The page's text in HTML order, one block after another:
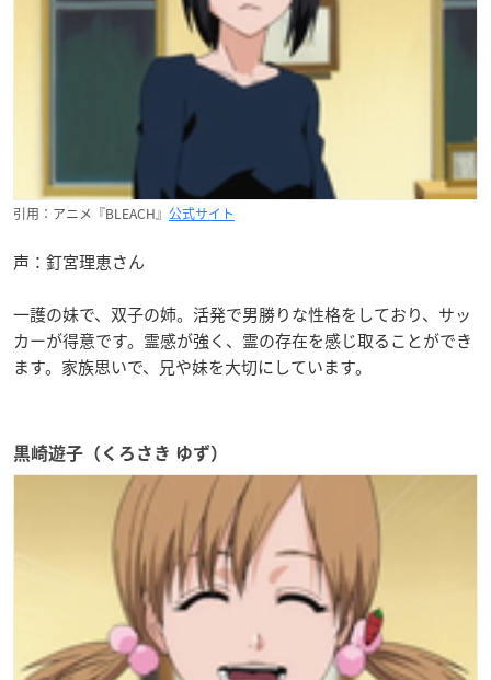
引用：アニメ『BLEACH』 公式サイト
声：釘宮理恵さん
一護の妹で、双子の姉。活発で男勝りな性格をしており、サッ
カーが得意です。霊感が強く、霊の存在を感じ取ることができ
ます。家族思いで、兄や妹を大切にしています。
黒崎遊子（くろさき ゆず）